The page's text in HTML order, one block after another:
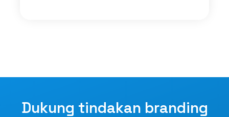
Dukung tindakan branding